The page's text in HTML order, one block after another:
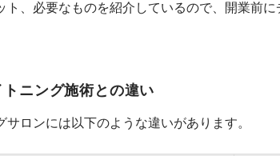
ト、必要なものを紹介しているので、開業前に
ニング施術との違い
ロンには以下のような違いがあります。